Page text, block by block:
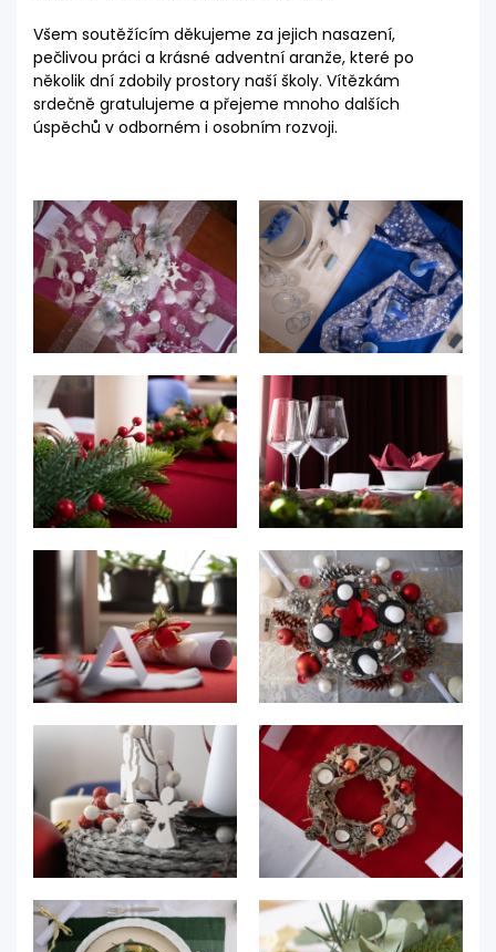
Všem soutěžícím děkujeme za jejich nasazení,
pečlivou práci a krásné adventní aranže, které po
několik dní zdobily prostory naší školy. Vítězkám
srdečně gratulujeme a přejeme mnoho dalších
úspěchů v odborném i osobním rozvoji.